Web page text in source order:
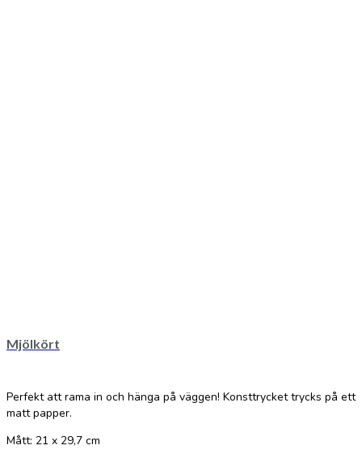
Mjölkört
Perfekt att rama in och hänga på väggen! Konsttrycket trycks på ett
matt papper.
Mått: 21 x 29,7 cm